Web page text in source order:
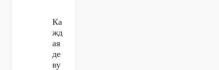
Ка
жд
ая
де
ву